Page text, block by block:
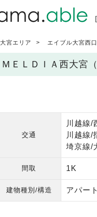
大宮エリア エイブル大宮西
ＭＥＬＤＩＡ西大宮
交通
川越線/
川越線/
埼京線/
間取 1K
建物種別/構造 アパー